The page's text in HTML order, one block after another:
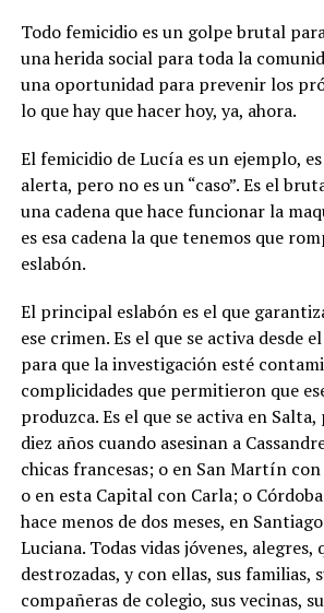
Todo femicidio es un golpe brutal
una herida social para toda la
una oportunidad para prevenir los
lo que hay que hacer hoy, ya, ahora.
El femicidio de Lucía es un ejemplo,
alerta, pero no es un “caso”. Es el
una cadena que hace funcionar la
es esa cadena la que tenemos que
eslabón.
El principal eslabón es el que
ese crimen. Es el que se activa desde
para que la investigación esté
complicidades que permitieron que
produzca. Es el que se activa en
diez años cuando asesinan a
chicas francesas; o en San Martín
o en esta Capital con Carla; o
hace menos de dos meses, en
Luciana. Todas vidas jóvenes, alegres,
destrozadas, y con ellas, sus familias,
compañeras de colegio, sus vecinas,